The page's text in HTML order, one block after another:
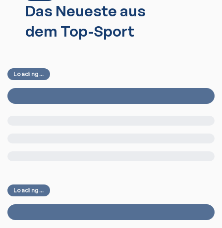
Das Neueste aus
dem Top-Sport
Loading...
Loading...